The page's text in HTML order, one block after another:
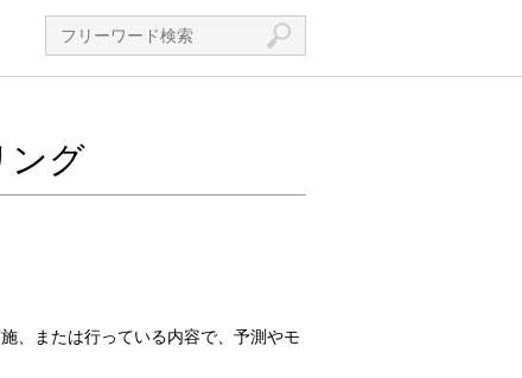
ング
、または行っている内容で、予測やモ